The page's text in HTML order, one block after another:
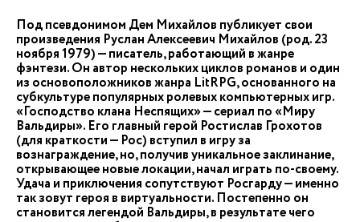
Под псевдонимом Дем Михайлов публикует свои
произведения Руслан Алексеевич Михайлов (род. 23
ноября 1979) — писатель, работающий в жанре
фэнтези. Он автор нескольких циклов романов и один
из основоположников жанра LitRPG, основанного на
субкультуре популярных ролевых компьютерных игр.
«Господство клана Неспящих» — сериал по «Миру
Вальдиры». Его главный герой Ростислав Грохотов
(для краткости — Рос) вступил в игру за
вознаграждение, но, получив уникальное заклинание,
открывающее новые локации, начал играть по-своему.
Удача и приключения сопутствуют Росгарду — именно
так зовут героя в виртуальности. Постепенно он
становится легендой Вальдиры, в результате чего